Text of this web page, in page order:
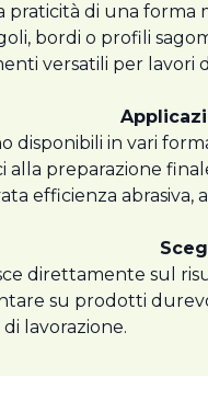
praticità di una forma
bordi o profili
versatili per
disponibili in vari
alla preparazione
efficienza
direttamente sul
su prodotti
lavorazione.